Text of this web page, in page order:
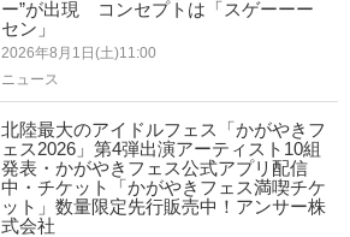
ー”が出現 コンセプトは「スゲーーー
セン」
2026年8月1日(土)11:00
ニュース
北陸最大のアイドルフェス「かがやきフ
ェス2026」第4弾出演アーティスト10組
発表・かがやきフェス公式アプリ配信
中・チケット「かがやきフェス満喫チケ
ット」数量限定先行販売中！アンサー株
式会社